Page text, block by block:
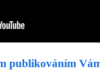
publikováním